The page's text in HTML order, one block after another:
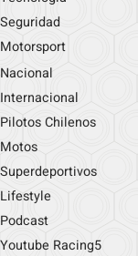
Seguridad
Motorsport
Nacional
Internacional
Pilotos Chilenos
Motos
Superdeportivos
Lifestyle
Podcast
Youtube Racing5